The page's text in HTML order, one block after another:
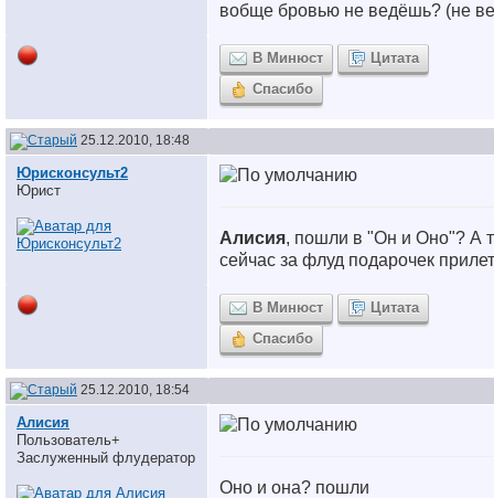
вобще бровью не ведёшь? (не
В Минюст
Цитата
Спасибо
25.12.2010, 18:48
Юрисконсульт2
Юрист
Алисия, пошли в "Он и Оно"? А
сейчас за флуд подарочек
В Минюст
Цитата
Спасибо
25.12.2010, 18:54
Алисия
Пользователь+
Заслуженный флудератор
Оно и она? пошли